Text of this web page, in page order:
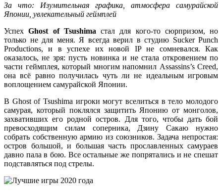
За что: Изумительная графика, атмосфера самурайской
Японии, увлекательный геймплей
УспехGhost of Tsushima стал для кого-то сюрпризом, но
только не для меня. Я всегда верил в студию Sucker Punch
Productions, и в успехе их новой IP не сомневался. Как
оказалось, не зря: пусть новинка и не стала откровением по
части геймплея, который многим напомнил Assassins’s Creed,
она всё равно получилась чуть ли не идеальным игровым
воплощением самурайской Японии.
В Ghost of Tsushima игроки могут вселиться в тело молодого
самурая, который поклялся защитить Японию от монголов,
захвативших его родной остров. Для того, чтобы дать бой
превосходящим силам соперника, Дзину Сакаю нужно
собрать собственную армию из союзников. Задача непростая:
остров большой, и большая часть прославленных самураев
давно пала в бою. Все остальные же попрятались и не спешат
подставляться под стрелы.